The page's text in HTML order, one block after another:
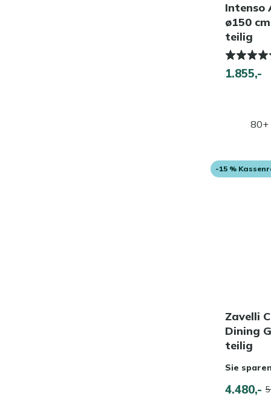
Intenso
ø150
teilig
1.855,-
80+
-15 %
Zavelli
Dining
teilig
Sie
4.480,-